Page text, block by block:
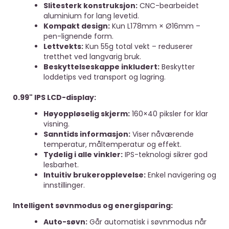
Slitesterk konstruksjon: CNC-bearbeidet
aluminium for lang levetid.
Kompakt design: Kun L178mm × Ø16mm –
pen-lignende form.
Lettvekts: Kun 55g total vekt – reduserer
tretthet ved langvarig bruk.
Beskyttelseskappe inkludert: Beskytter
loddetips ved transport og lagring.
0.99" IPS LCD-display:
Høyoppløselig skjerm: 160×40 piksler for klar
visning.
Sanntids informasjon: Viser nåværende
temperatur, måltemperatur og effekt.
Tydelig i alle vinkler: IPS-teknologi sikrer god
lesbarhet.
Intuitiv brukeropplevelse: Enkel navigering og
innstillinger.
Intelligent søvnmodus og energisparing:
Auto-søvn: Går automatisk i søvnmodus når